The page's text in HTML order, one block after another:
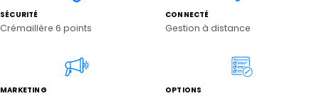
SÉCURITÉ
Crémaillère 6 points
CONNECTÉ
Gestion à distance
MARKETING OPTIONS